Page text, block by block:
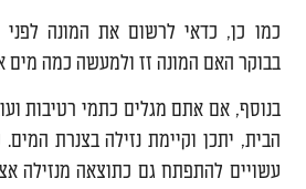
כמו כן, כדאי לרשום את המונה לפני
בבוקר האם המונה זז ולמעשה כמה מים
בנוסף, אם אתם מגלים כתמי רטיבות
הבית, יתכן וקיימת נזילה בצנרת
עשויים להתפתח גם כתוצאה מנזילה